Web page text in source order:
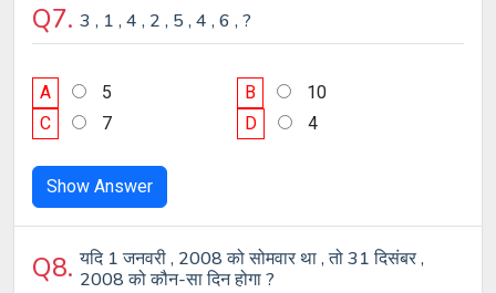
Q7. 3 , 1 , 4 , 2 , 5 , 4 , 6 , ?
A 5 B
10
C
7 D 4
Show Answer
Q8. यदि 1 जनवरी , 2008 को सोमवार था , तो 31 दिसंबर ,
2008 को कौन-सा दिन होगा ?